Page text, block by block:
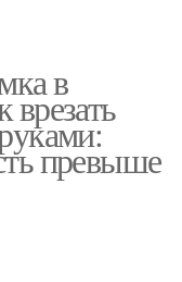
в
превыше